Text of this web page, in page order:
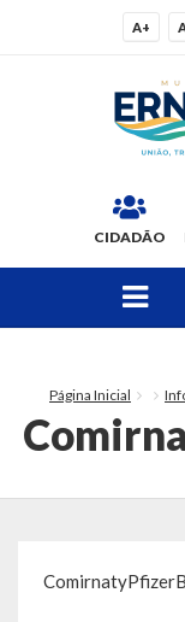
A+
CIDADÃO
Página Inicial